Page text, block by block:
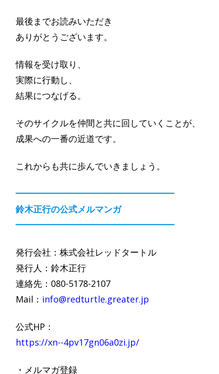
最後までお読みいただき
ありがとうございます。
情報を受け取り、
実際に行動し、
結果につなげる。
そのサイクルを仲間と共に回していくことが、
成果への一番の近道です。
これからも共に歩んでいきましょう。
━━━━━━━━━━━━━━━━━━
鈴木正行の公式メルマンガ
━━━━━━━━━━━━━━━━━━
発行会社：株式会社レッドタートル
発行人：鈴木正行
連絡先：080-5178-2107
Mail： info@redturtle.greater.jp
公式HP：
https://xn--4pv17gn06a0zi.jp/
・メルマガ登録